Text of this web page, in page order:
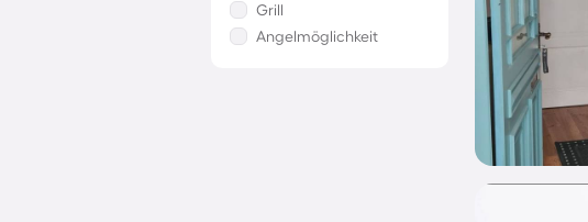
Grill
Angelmöglichkeit